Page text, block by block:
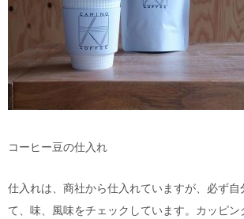
コーヒー豆の仕入れ
仕入れは、商社から仕入れていますが、必ず自
て、味、風味をチェックしています。カッピ